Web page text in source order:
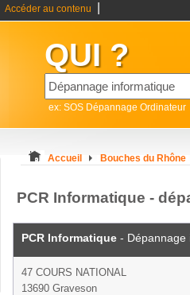
Accéder au contenu
QUI ?
ex: SOS Dépannage Ordinateur
Accueil Bouches du Rhône
PCR Informatique -
PCR Informatique - Dépannage
47 COURS NATIONAL
13690 Graveson